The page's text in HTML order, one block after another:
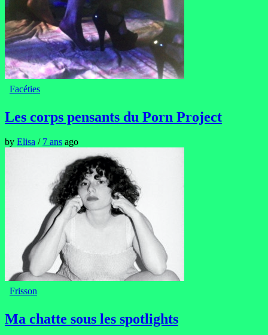
Facéties
Les corps pensants du Porn Project
by Elisa / 7 ans ago
Frisson
Ma chatte sous les spotlights